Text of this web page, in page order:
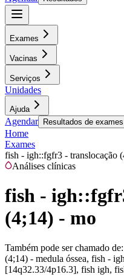
Exames
Vacinas
Serviços
Unidades
Ajuda
Agendar Resultados de exames
Home
Exames
fish - igh::fgfr3 - translocação
Análises clínicas
fish -
(4;14) - mo
Também pode ser chamado de:
(4;14) - medula óssea, fish -
[14q32.33/4p16.3], fish igh,